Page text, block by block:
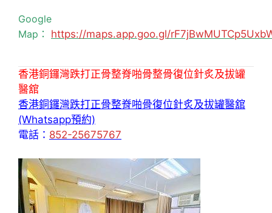
Google
Map： https://maps.app.goo.gl/
香港銅鑼灣跌打正骨整脊啪骨整骨復位針炙及拔罐
醫舘
香港銅鑼灣跌打正骨整脊啪骨復位針炙及拔罐醫舘
(Whatsapp預約)
電話： 852-25675767